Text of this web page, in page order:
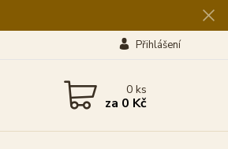
Přihlášení
0ks
za 0 Kč